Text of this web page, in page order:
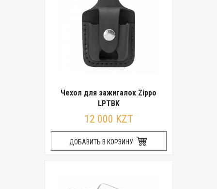
Чехол для зажигалок Zippo
LPTBK
12 000 KZT
ДОБАВИТЬ В КОРЗИНУ